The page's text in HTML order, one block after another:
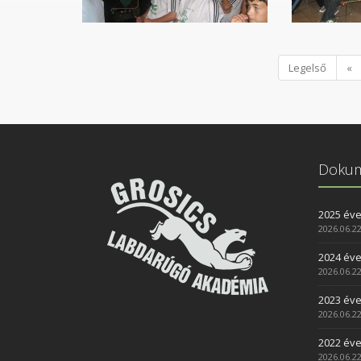
Legelső «
2025
2024
2023
2022